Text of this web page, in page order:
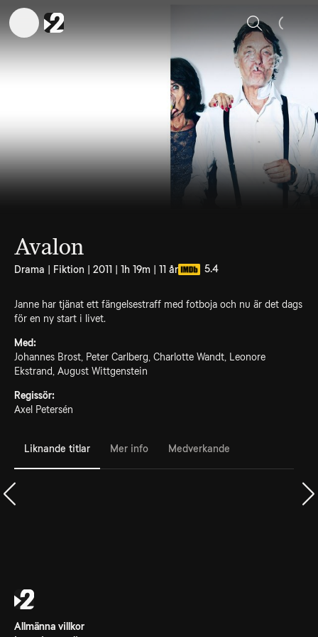
Sök
Avalon
Drama | Fiktion | 2011 | 1h 19m | 11 år 5.4
Janne har tjänat ett fängelsestraff med fotboja och nu är det dags
för en ny start i livet.
Med:
Johannes Brost, Peter Carlberg, Charlotte Wandt, Leonore
Ekstrand, August Wittgenstein
Regissör:
Axel Petersén
Liknande titlar Mer info Medverkande
Allmänna villkor